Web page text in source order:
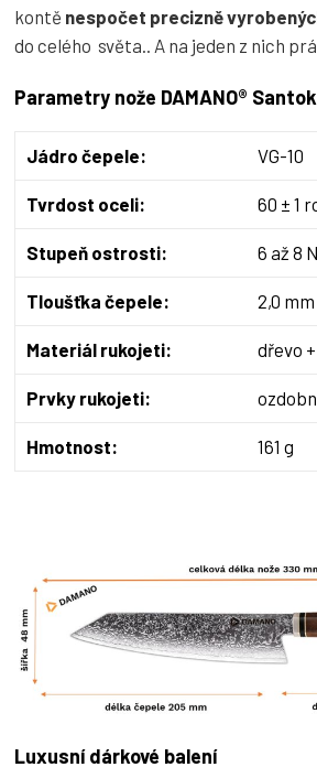
kontě nespočet precizně
do celého světa.. A na jeden z nich
Parametry nože DAMANO®
Jádro čepele: VG-10
Tvrdost oceli: 60 ± 1
Stupeň ostrosti: 6 až 8 N
Tloušťka čepele: 2,0 mm
Materiál rukojeti: dřevo
Prvky rukojeti:
Hmotnost: 161 g
Luxusní dárkové balení